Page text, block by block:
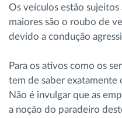
Os veículos estão sujeitos
maiores são o roubo de
devido a condução
Para os ativos como os
tem de saber exatamente
Não é invulgar que as
a noção do paradeiro